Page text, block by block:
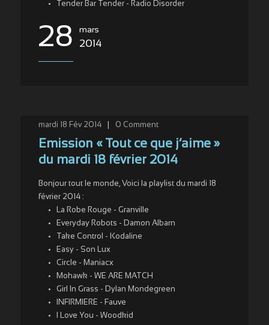
Tender Bar Tender - Radio Disorder
28 mars
2014
mardi 18 Fév 2014 0 Comment
Emission « Tout ce que j’aime »
du mardi 18 février 2014
Bonjour tout le monde, Voici la playlist du mardi 18
février 2014 :
La Robe Rouge - Granville
Everyday Robots - Damon Albarn
Take Control - Kodaline
Easy - Son Lux
Circle - Maniacx
Mohawk - WE ARE MATCH
Girl In Grass - Dylan Mondegreen
INFIRMIERE - Fauve
I Love You - Woodkid